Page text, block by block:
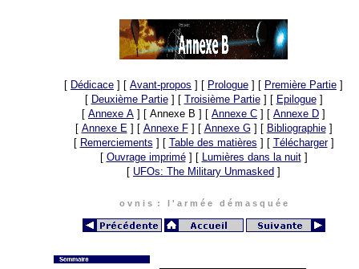
[ Dédicace ] [ Avant-propos ] [ Prologue ] [ Première Partie ]
[ Deuxième Partie] [ Troisième Partie] [ Epilogue]
[ Annexe A ] [ Annexe B ] [ Annexe C ] [ Annexe D ]
[ Annexe E] [ Annexe F] [ Annexe G] [ Bibliographie]
[ Remerciements ] [ Table des matières ] [ Télécharger]
[ Ouvrage imprimé] [ Lumières dans la nuit]
[ UFOs: The Military Unmasked ]
o v n i s : l ' a r m é e d é m a s q u é e